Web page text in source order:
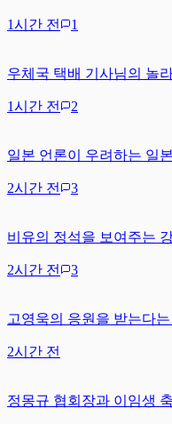
1시간 전 1
우체국 택배 기사님의 놀
1시간 전 2
일본 언론이 우려하는 일
2시간 전 3
비유의 정석을 보여주는
2시간 전 3
고영욱의 응원을 받는다
2시간 전
정몽규 협회장과 이임생